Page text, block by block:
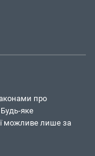
про
Будь-яке
можливе лише за